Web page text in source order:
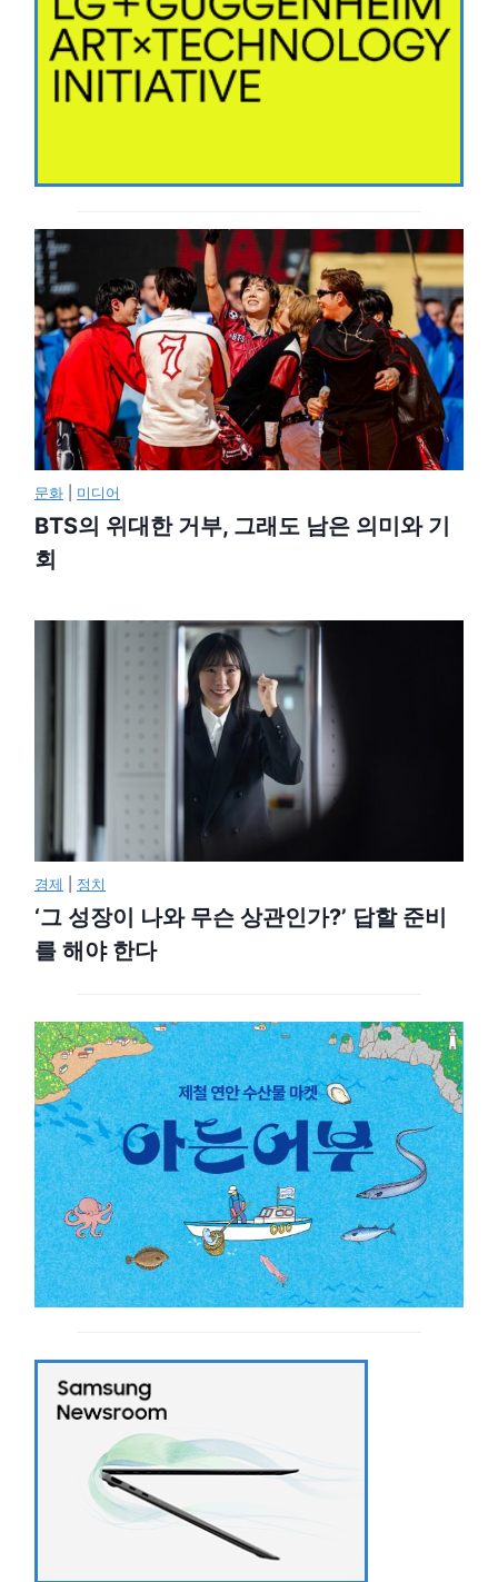
문화 미디어
BTS의 위대한 거부, 그래도 남은 의미와 기
회
경제 정치
‘그 성장이 나와 무슨 상관인가?’ 답할 준비
를 해야 한다